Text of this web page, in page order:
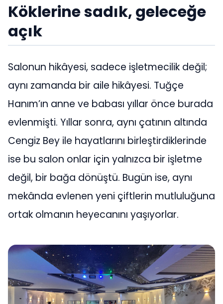
Köklerine sadık, geleceğe
açık
Salonun hikâyesi, sadece işletmecilik değil;
aynı zamanda bir aile hikâyesi. Tuğçe
Hanım’ın anne ve babası yıllar önce burada
evlenmişti. Yıllar sonra, aynı çatının altında
Cengiz Bey ile hayatlarını birleştirdiklerinde
ise bu salon onlar için yalnızca bir işletme
değil, bir bağa dönüştü. Bugün ise, aynı
mekânda evlenen yeni çiftlerin mutluluğuna
ortak olmanın heyecanını yaşıyorlar.